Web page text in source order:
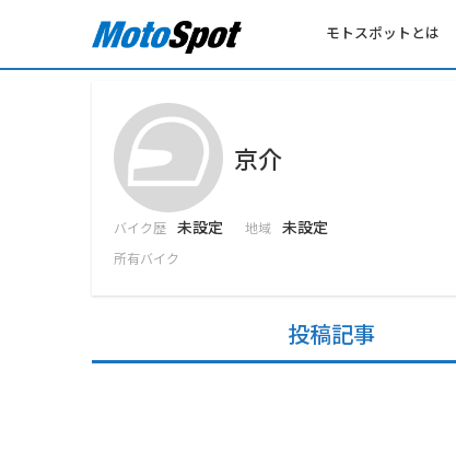
モトスポットとは
京介
バイク歴 未設定 地域 未設定
所有バイク
投稿記事